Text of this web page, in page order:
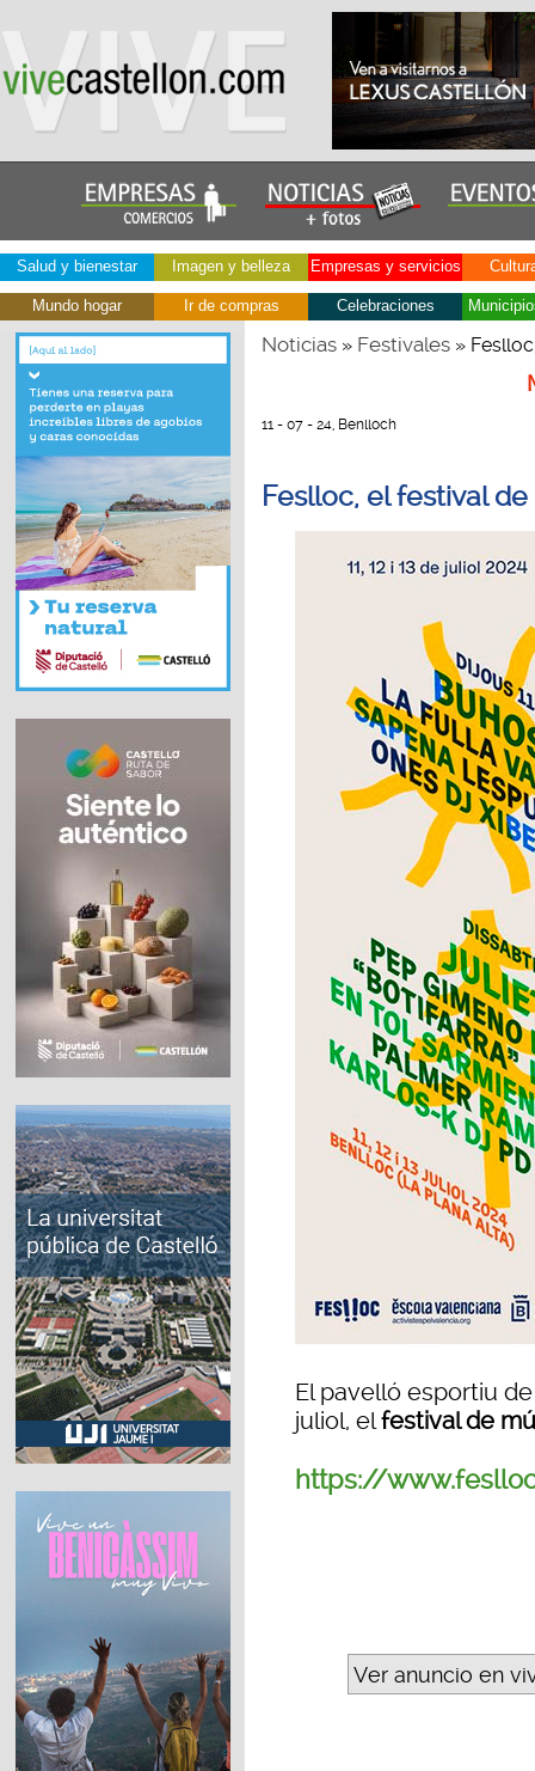
Salud y bienestar Imagen y belleza Empresas y servicios
Mundo hogar Ir de compras Celebraciones
Noticias» Festivales»
11 - 07 - 24, Benlloch
Feslloc, el festival
El pavelló esportiu
juliol, elfestival de
https://
Ver anuncio en